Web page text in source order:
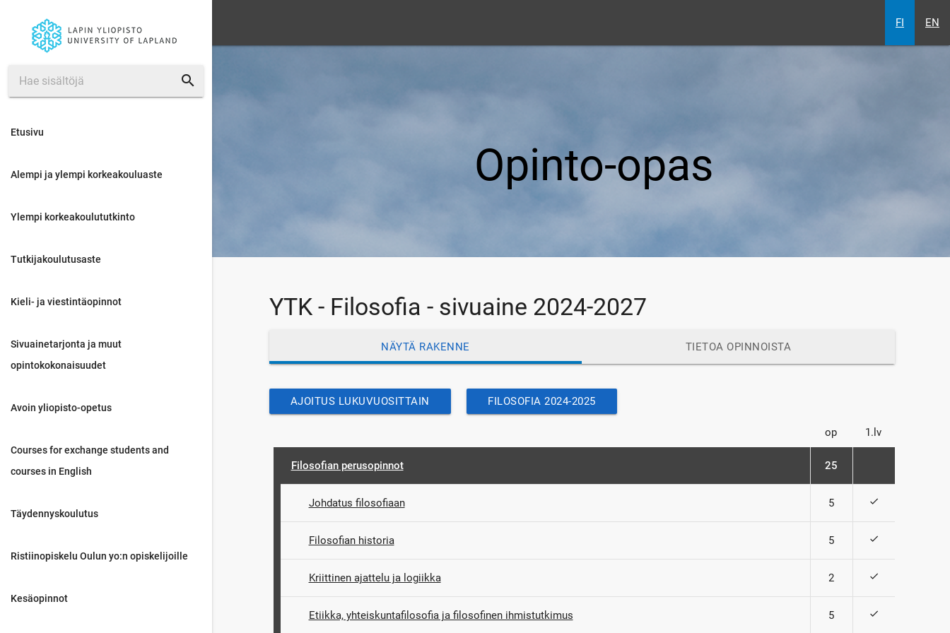
FI EN
search
Etusivu
Alempi ja ylempi korkeakouluaste
Ylempi korkeakoulututkinto
Tutkijakoulutusaste
Kieli- ja viestintäopinnot
Sivuainetarjonta ja muut
opintokokonaisuudet
Avoin yliopisto-opetus
Courses for exchange students and
courses in English
Täydennyskoulutus
Ristiinopiskelu Oulun yo:n opiskelijoille
Kesäopinnot
Opinto-opas
YTK - Filosofia - sivuaine 2024-2027
NÄYTÄ RAKENNE TIETOA OPINNOISTA
AJOITUS LUKUVUOSITTAIN FILOSOFIA 2024-2025
op 1.lv
Filosofian perusopinnot 25
Johdatus filosofiaan 5 check
Filosofian historia 5 check
Kriittinen ajattelu ja logiikka 2 check
Etiikka, yhteiskuntafilosofia ja filosofinen ihmistutkimus 5 check